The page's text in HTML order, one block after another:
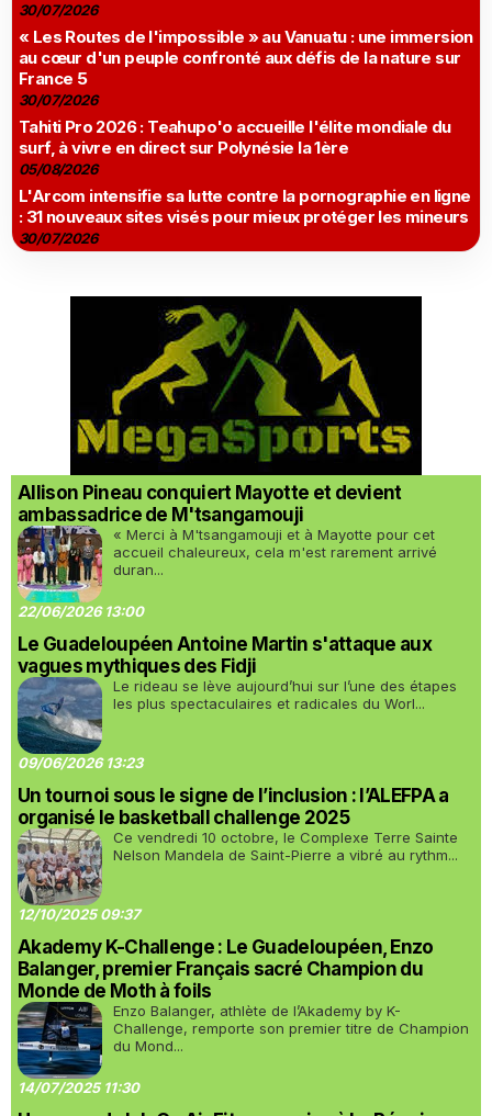
30/07/2026
« Les Routes de l'impossible » au Vanuatu : une immersion
au cœur d'un peuple confronté aux défis de la nature sur
France 5
30/07/2026
Tahiti Pro 2026 : Teahupo'o accueille l'élite mondiale du
surf, à vivre en direct sur Polynésie la 1ère
05/08/2026
L'Arcom intensifie sa lutte contre la pornographie en ligne
: 31 nouveaux sites visés pour mieux protéger les mineurs
30/07/2026
Allison Pineau conquiert Mayotte et devient
ambassadrice de M'tsangamouji
« Merci à M'tsangamouji et à Mayotte pour cet
accueil chaleureux, cela m'est rarement arrivé
duran...
22/06/2026 13:00
Le Guadeloupéen Antoine Martin s'attaque aux
vagues mythiques des Fidji
Le rideau se lève aujourd’hui sur l’une des étapes
les plus spectaculaires et radicales du Worl...
09/06/2026 13:23
Un tournoi sous le signe de l’inclusion : l’ALEFPA a
organisé le basketball challenge 2025
Ce vendredi 10 octobre, le Complexe Terre Sainte
Nelson Mandela de Saint-Pierre a vibré au rythm...
12/10/2025 09:37
Akademy K-Challenge : Le Guadeloupéen, Enzo
Balanger, premier Français sacré Champion du
Monde de Moth à foils
Enzo Balanger, athlète de l’Akademy by K-
Challenge, remporte son premier titre de Champion
du Mond...
14/07/2025 11:30